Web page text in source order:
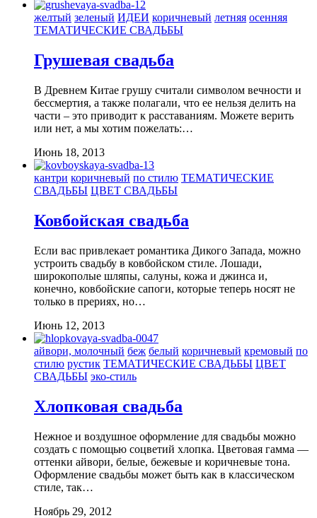
желтый зеленый ИДЕИ коричневый летняя осенняя
ТЕМАТИЧЕСКИЕ СВАДЬБЫ
Грушевая свадьба
В Древнем Китае грушу считали символом вечности и
бессмертия, а также полагали, что ее нельзя делить на
части – это приводит к расставаниям. Можете верить
или нет, а мы хотим пожелать:…
Июнь 18, 2013
кантри коричневый по стилю ТЕМАТИЧЕСКИЕ
СВАДЬБЫ ЦВЕТ СВАДЬБЫ
Ковбойская свадьба
Если вас привлекает романтика Дикого Запада, можно
устроить свадьбу в ковбойском стиле. Лошади,
широкополые шляпы, салуны, кожа и джинса и,
конечно, ковбойские сапоги, которые теперь носят не
только в прериях, но…
Июнь 12, 2013
айвори, молочный беж белый коричневый кремовый по
стилю рустик ТЕМАТИЧЕСКИЕ СВАДЬБЫ ЦВЕТ
СВАДЬБЫ эко-стиль
Хлопковая свадьба
Нежное и воздушное оформление для свадьбы можно
создать с помощью соцветий хлопка. Цветовая гамма —
оттенки айвори, белые, бежевые и коричневые тона.
Оформление свадьбы может быть как в классическом
стиле, так…
Ноябрь 29, 2012